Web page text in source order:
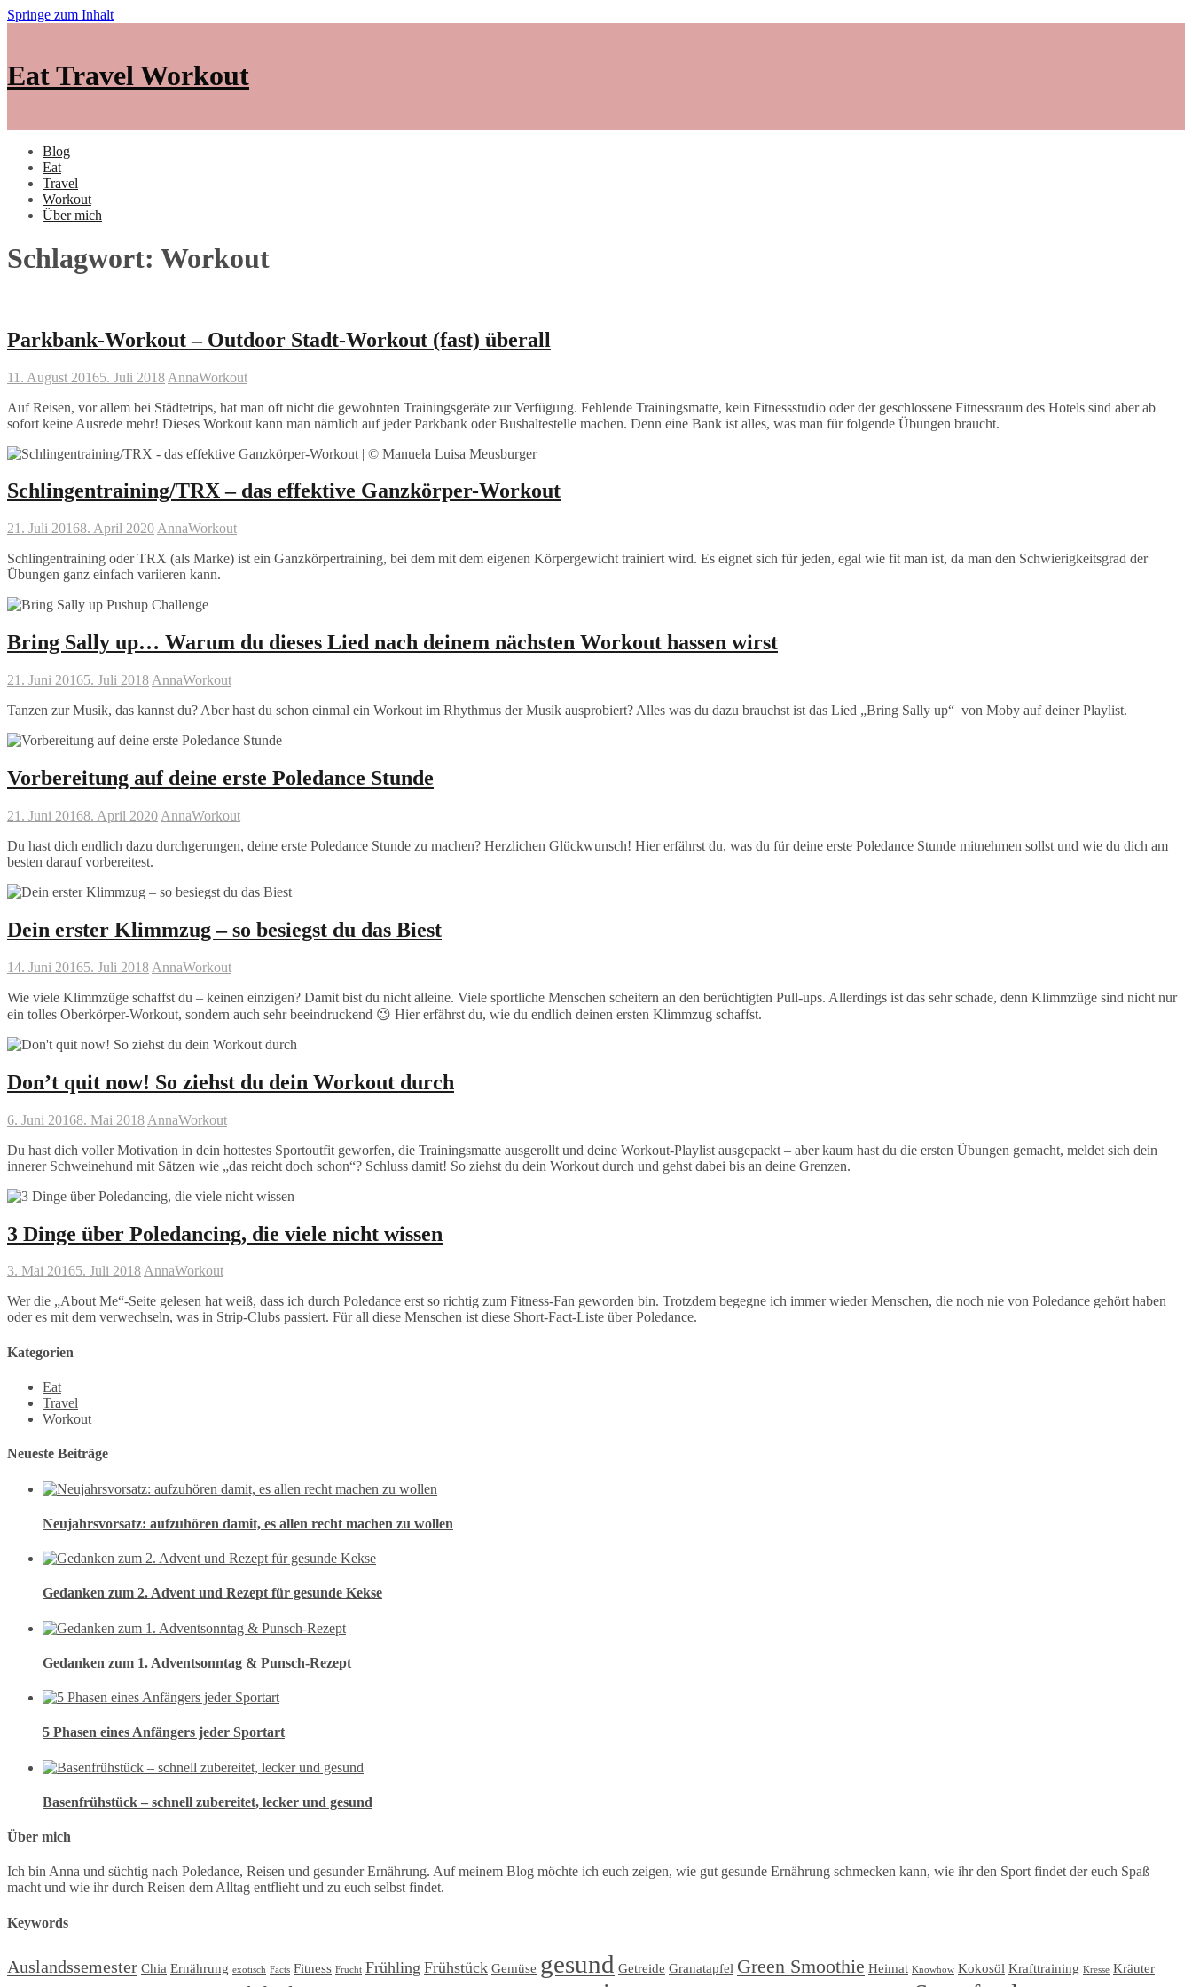
Springe zum Inhalt
Eat Travel Workout
Blog
Eat
Travel
Workout
Über mich
Schlagwort: Workout
Parkbank-Workout – Outdoor Stadt-Workout (fast) überall
11. August 20165. Juli 2018 AnnaWorkout
Auf Reisen, vor allem bei Städtetrips, hat man oft nicht die gewohnten Trainingsgeräte zur Verfügung. Fehlende Trainingsmatte, kein Fitnessstudio oder der geschlossene Fitnessraum des Hotels sind aber ab
sofort keine Ausrede mehr! Dieses Workout kann man nämlich auf jeder Parkbank oder Bushaltestelle machen. Denn eine Bank ist alles, was man für folgende Übungen braucht.
Schlingentraining/TRX – das effektive Ganzkörper-Workout
21. Juli 20168. April 2020 AnnaWorkout
Schlingentraining oder TRX (als Marke) ist ein Ganzkörpertraining, bei dem mit dem eigenen Körpergewicht trainiert wird. Es eignet sich für jeden, egal wie fit man ist, da man den Schwierigkeitsgrad der
Übungen ganz einfach variieren kann.
Bring Sally up… Warum du dieses Lied nach deinem nächsten Workout hassen wirst
21. Juni 20165. Juli 2018 AnnaWorkout
Tanzen zur Musik, das kannst du? Aber hast du schon einmal ein Workout im Rhythmus der Musik ausprobiert? Alles was du dazu brauchst ist das Lied „Bring Sally up“ von Moby auf deiner Playlist.
Vorbereitung auf deine erste Poledance Stunde
21. Juni 20168. April 2020 AnnaWorkout
Du hast dich endlich dazu durchgerungen, deine erste Poledance Stunde zu machen? Herzlichen Glückwunsch! Hier erfährst du, was du für deine erste Poledance Stunde mitnehmen sollst und wie du dich am
besten darauf vorbereitest.
Dein erster Klimmzug – so besiegst du das Biest
14. Juni 20165. Juli 2018 AnnaWorkout
Wie viele Klimmzüge schaffst du – keinen einzigen? Damit bist du nicht alleine. Viele sportliche Menschen scheitern an den berüchtigten Pull-ups. Allerdings ist das sehr schade, denn Klimmzüge sind nicht nur
ein tolles Oberkörper-Workout, sondern auch sehr beeindruckend 😉 Hier erfährst du, wie du endlich deinen ersten Klimmzug schaffst.
Don’t quit now! So ziehst du dein Workout durch
6. Juni 20168. Mai 2018 AnnaWorkout
Du hast dich voller Motivation in dein hottestes Sportoutfit geworfen, die Trainingsmatte ausgerollt und deine Workout-Playlist ausgepackt – aber kaum hast du die ersten Übungen gemacht, meldet sich dein
innerer Schweinehund mit Sätzen wie „das reicht doch schon“? Schluss damit! So ziehst du dein Workout durch und gehst dabei bis an deine Grenzen.
3 Dinge über Poledancing, die viele nicht wissen
3. Mai 20165. Juli 2018AnnaWorkout
Wer die „About Me“-Seite gelesen hat weiß, dass ich durch Poledance erst so richtig zum Fitness-Fan geworden bin. Trotzdem begegne ich immer wieder Menschen, die noch nie von Poledance gehört haben
oder es mit dem verwechseln, was in Strip-Clubs passiert. Für all diese Menschen ist diese Short-Fact-Liste über Poledance.
Kategorien
Eat
Travel
Workout
Neueste Beiträge
Neujahrsvorsatz: aufzuhören damit, es allen recht machen zu wollen
Gedanken zum 2. Advent und Rezept für gesunde Kekse
Gedanken zum 1. Adventsonntag & Punsch-Rezept
5 Phasen eines Anfängers jeder Sportart
Basenfrühstück – schnell zubereitet, lecker und gesund
Über mich
Ich bin Anna und süchtig nach Poledance, Reisen und gesunder Ernährung. Auf meinem Blog möchte ich euch zeigen, wie gut gesunde Ernährung schmecken kann, wie ihr den Sport findet der euch Spaß
macht und wie ihr durch Reisen dem Alltag entflieht und zu euch selbst findet.
Keywords
Auslandssemester Chia Ernährung exotisch Facts Fitness Frucht Frühling Frühstück Gemüse gesund Getreide Granatapfel Green Smoothie Heimat Knowhow Kokosöl Krafttraining Kresse Kräuter